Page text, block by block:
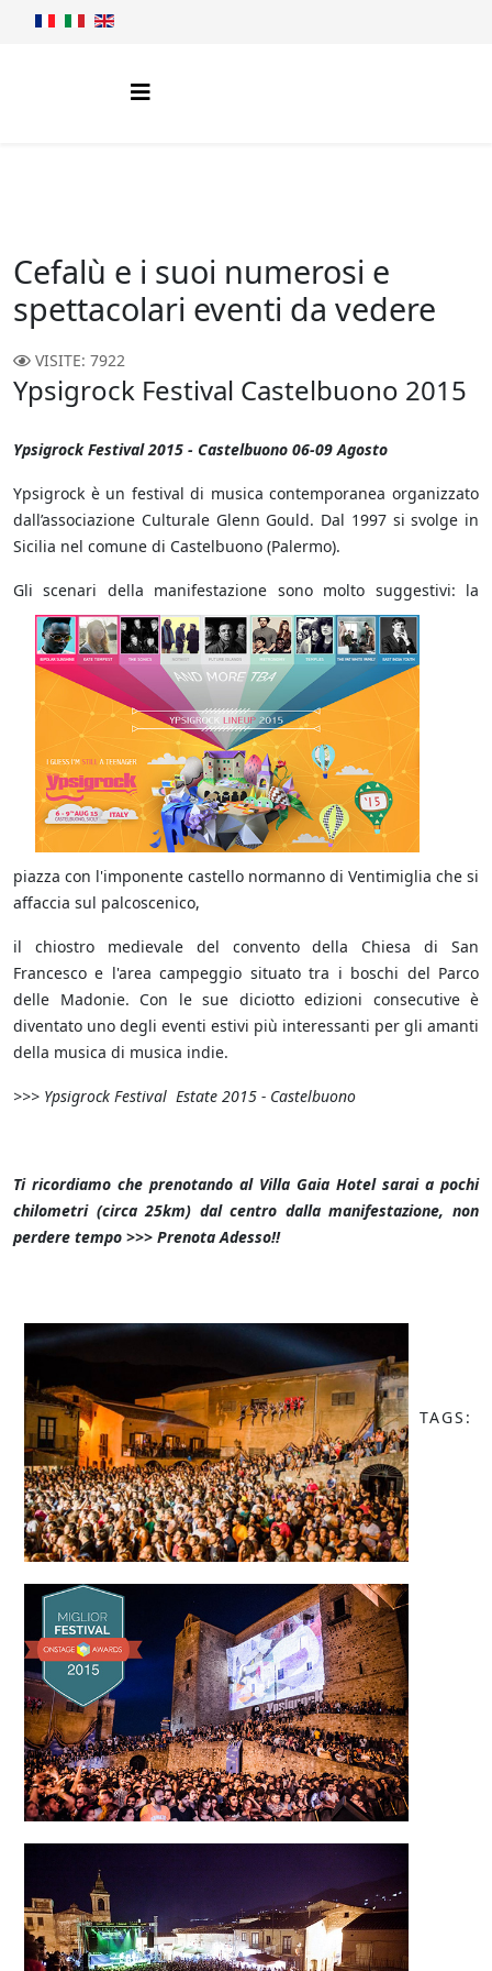
Cefalù e i suoi numerosi e
spettacolari eventi da vedere
VISITE: 7922
Ypsigrock Festival Castelbuono 2015
Ypsigrock Festival 2015 - Castelbuono 06-09 Agosto
Ypsigrock è un festival di musica contemporanea organizzato
dall’associazione Culturale Glenn Gould. Dal 1997 si svolge in
Sicilia nel comune di Castelbuono (Palermo).
Gli scenari della manifestazione sono molto suggestivi: la
piazza con l'imponente castello normanno di Ventimiglia che si
affaccia sul palcoscenico,
il chiostro medievale del convento della Chiesa di San
Francesco e l'area campeggio situato tra i boschi del Parco
delle Madonie. Con le sue diciotto edizioni consecutive è
diventato uno degli eventi estivi più interessanti per gli amanti
della musica di musica indie.
>>> Ypsigrock Festival Estate 2015 - Castelbuono
Ti ricordiamo che prenotando al Villa Gaia Hotel sarai a pochi
chilometri (circa 25km) dal centro dalla manifestazione, non
perdere tempo >>> Prenota Adesso!!
TAGS: